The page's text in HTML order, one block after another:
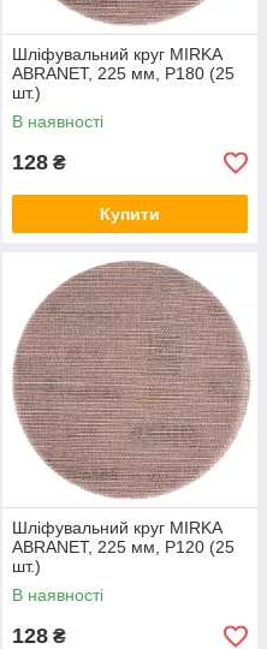
Шліфувальний круг MIRKA
ABRANET, 225 мм, P180 (25
шт.)
В наявності
128 ₴
Купити
Шліфувальний круг MIRKA
ABRANET, 225 мм, P120 (25
шт.)
В наявності
128 ₴